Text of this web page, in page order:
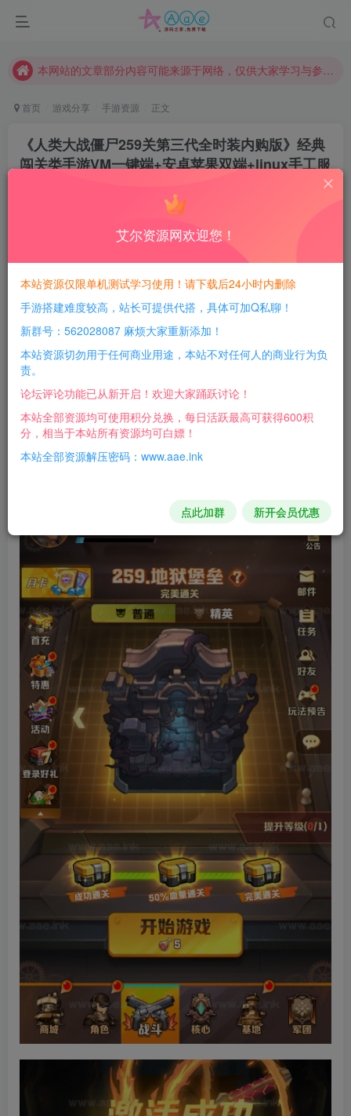
现在赞助会员享受专属折扣，详情点击此条公告。
本网站的文章部分内容可能来源于网络，仅供大家学习与参考，如有侵权，请联系站长QQ466107887进行删除处理。
首页 游戏分享 手游资源 正文
《人类大战僵尸259关第三代全时装内购版》经典
闯关类手游VM一键端+安卓苹果双端+linux手工服
每日活跃最高可获得600积分！所有资源可以使用
积分免费兑换！
游戏介绍：
安卓完整压缩包内的！
游戏截图：
艾尔资源网欢迎您！
本站资源仅限单机测试学习使用！请下载后24小时内删除
手游搭建难度较高，站长可提供代搭，具体可加Q私聊！
新群号：562028087 麻烦大家重新添加！
本站资源切勿用于任何商业用途，本站不对任何人的商业行为负
责。
论坛评论功能已从新开启！欢迎大家踊跃讨论！
本站全部资源均可使用积分兑换，每日活跃最高可获得600积
分，相当于本站所有资源均可白嫖！
本站全部资源解压密码：www.aae.ink
点此加群 新开会员优惠